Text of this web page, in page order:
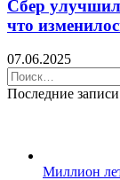
Сбер
что
07.06.2025
Найти:
Последние записи
Миллион